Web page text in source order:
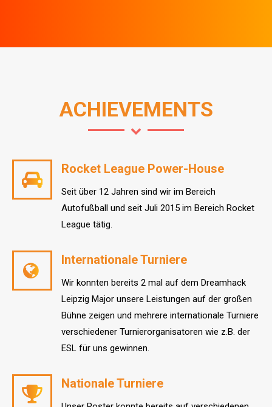
ACHIEVEMENTS
Rocket League Power-House
Seit über 12 Jahren sind wir im Bereich
Autofußball und seit Juli 2015 im Bereich Rocket
League tätig.
Internationale Turniere
Wir konnten bereits 2 mal auf dem Dreamhack
Leipzig Major unsere Leistungen auf der großen
Bühne zeigen und mehrere internationale Turniere
verschiedener Turnierorganisatoren wie z.B. der
ESL für uns gewinnen.
Nationale Turniere